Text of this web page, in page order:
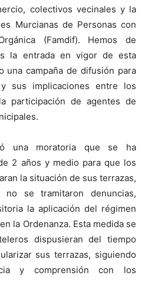
colectivos vecinales y la
Murcianas de Personas con
(Famdif). Hemos de
la entrada en vigor de esta
una campaña de difusión para
sus implicaciones entre los
participación de agentes de
una moratoria que se ha
2 años y medio para que los
la situación de sus terrazas,
se tramitaron denuncias,
la aplicación del régimen
la Ordenanza. Esta medida se
dispusieran del tiempo
sus terrazas, siguiendo
y comprensión con los